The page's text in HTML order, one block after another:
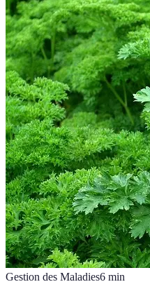
Gestion des Maladies6 min